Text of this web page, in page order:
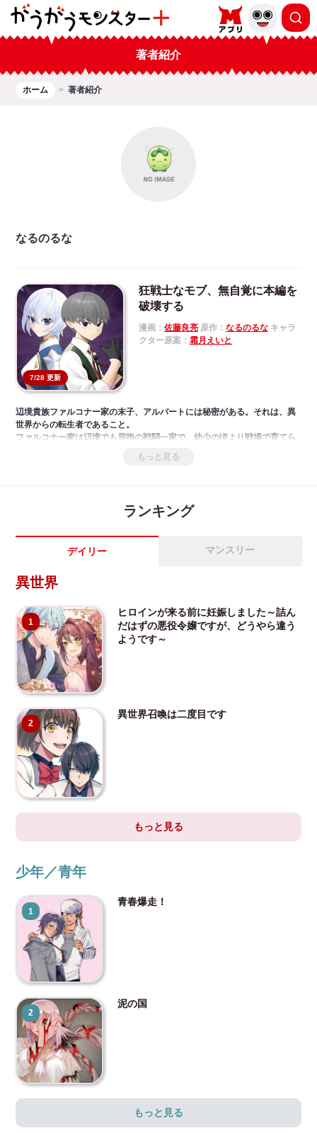
著者紹介
ホーム 著者紹介
なるのるな
7/28 更新
狂戦士なモブ、無自覚に本編を
破壊する
漫画： 佐藤良亮原作： なるのるなキャラ
クター原案： 霜月えいと
辺境貴族ファルコナー家の末子、アルバートには秘密がある。それは、異
世界からの転生者であること。
ファルコナー家は辺境でも屈指の戦闘一家で、幼少の頃より戦場で育てら
れた。１4歳のある日、この世界が、前世で一度だけプレイしていたゲーム
にそっくりであると気づく。しかし、そのゲームの記憶は曖昧。果てには
何もかも異質なモブが世界を狂わせる痛快ファンタジー！
もっと見る
ランキング
デイリー マンスリー
異世界
1
ヒロインが来る前に妊娠しました～詰ん
だはずの悪役令嬢ですが、どうやら違う
ようです～
2
異世界召喚は二度目です
もっと見る
少年／青年
1
青春爆走！
2
泥の国
もっと見る